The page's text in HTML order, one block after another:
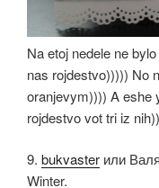
Na etoj nedele ne
nas rojdestvo))))) No
oranjevym)))) A eshe
rojdestvo vot tri iz
9. bukvaster или
Winter.